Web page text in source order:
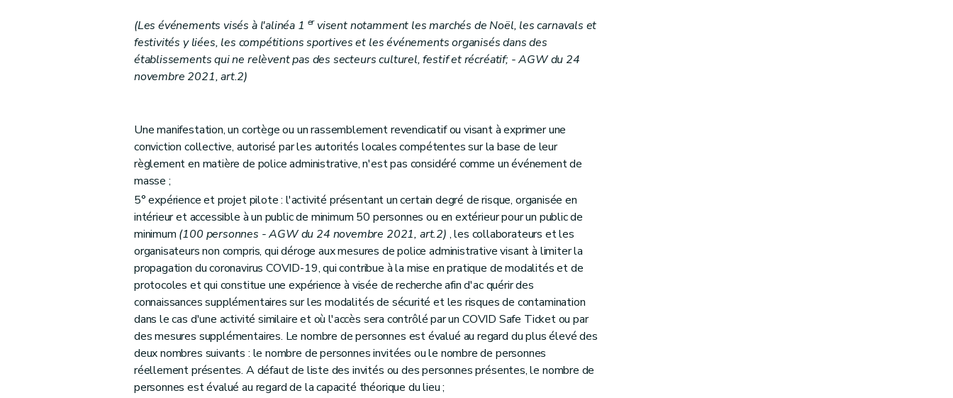
(Les événements visés à l'alinéa 1 ervisent notamment les marchés de Noël, les carnavals et
festivités y liées, les compétitions sportives et les événements organisés dans des
établissements qui ne relèvent pas des secteurs culturel, festif et récréatif; - AGW du 24
novembre 2021, art.2)
Une manifestation, un cortège ou un rassemblement revendicatif ou visant à exprimer une
conviction collective, autorisé par les autorités locales compétentes sur la base de leur
règlement en matière de police administrative, n'est pas considéré comme un événement de
masse ;
5° expérience et projet pilote : l'activité présentant un certain degré de risque, organisée en
intérieur et accessible à un public de minimum 50 personnes ou en extérieur pour un public de
minimum (100 personnes - AGW du 24 novembre 2021, art.2) , les collaborateurs et les
organisateurs non compris, qui déroge aux mesures de police administrative visant à limiter la
propagation du coronavirus COVID-19, qui contribue à la mise en pratique de modalités et de
protocoles et qui constitue une expérience à visée de recherche afin d'ac quérir des
connaissances supplémentaires sur les modalités de sécurité et les risques de contamination
dans le cas d'une activité similaire et où l'accès sera contrôlé par un COVID Safe Ticket ou par
des mesures supplémentaires. Le nombre de personnes est évalué au regard du plus élevé des
deux nombres suivants : le nombre de personnes invitées ou le nombre de personnes
réellement présentes. A défaut de liste des invités ou des personnes présentes, le nombre de
personnes est évalué au regard de la capacité théorique du lieu ;